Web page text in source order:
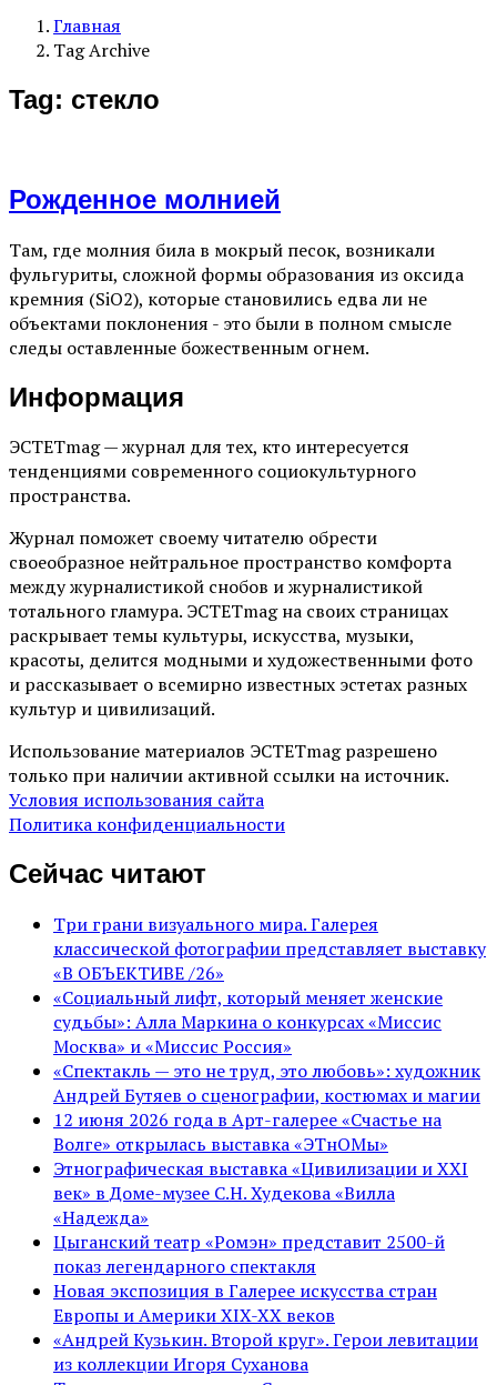
Главная
Tag Archive
Tag: стекло
Рожденное молнией
Там, где молния била в мокрый песок, возникали
фульгуриты, сложной формы образования из оксида
кремния (SiO2), которые становились едва ли не
объектами поклонения - это были в полном смысле
следы оставленные божественным огнем.
Информация
ЭСТЕТmag — журнал для тех, кто интересуется
тенденциями современного социокультурного
пространства.
Журнал поможет своему читателю обрести
своеобразное нейтральное пространство комфорта
между журналистикой снобов и журналистикой
тотального гламура. ЭСТЕТmag на своих страницах
раскрывает темы культуры, искусства, музыки,
красоты, делится модными и художественными фото
и рассказывает о всемирно известных эстетах разных
культур и цивилизаций.
Использование материалов ЭСТЕТmag разрешено
только при наличии активной ссылки на источник.
Условия использования сайта
Политика конфиденциальности
Сейчас читают
Три грани визуального мира. Галерея
классической фотографии представляет выставку
«В ОБЪЕКТИВЕ /26»
«Социальный лифт, который меняет женские
судьбы»: Алла Маркина о конкурсах «Миссис
Москва» и «Миссис Россия»
«Спектакль — это не труд, это любовь»: художник
Андрей Бутяев о сценографии, костюмах и магии
12 июня 2026 года в Арт-галерее «Счастье на
Волге» открылась выставка «ЭТнОМы»
Этнографическая выставка «Цивилизации и ХХI
век» в Доме-музее С.Н. Худекова «Вилла
«Надежда»
Цыганский театр «Ромэн» представит 2500-й
показ легендарного спектакля
Новая экспозиция в Галерее искусства стран
Европы и Америки XIX-XX веков
«Андрей Кузькин. Второй круг». Герои левитации
из коллекции Игоря Суханова